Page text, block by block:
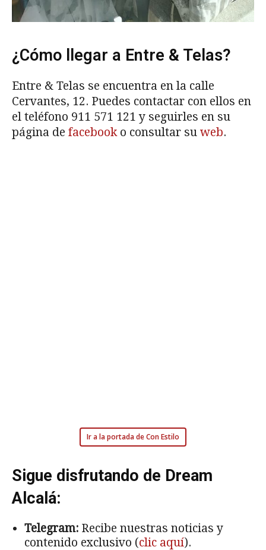
¿Cómo llegar a Entre & Telas?
Entre & Telas se encuentra en la calle
Cervantes, 12. Puedes contactar con ellos en
el teléfono 911 571 121 y seguirles en su
página de facebook o consultar su web.
Ir a la portada de Con Estilo
Sigue disfrutando de Dream
Alcalá:
Telegram: Recibe nuestras noticias y
contenido exclusivo (clic aquí).